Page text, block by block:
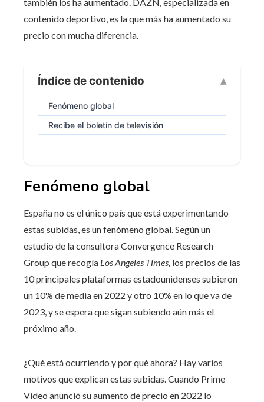
contenido deportivo, es la que más ha aumentado su
precio con mucha diferencia.
Índice de contenido
Fenómeno global
Recibe el boletín de televisión
Fenómeno global
España no es el único país que está experimentando
estas subidas, es un fenómeno global. Según un
estudio de la consultora Convergence Research
Group que recogía Los Angeles Times, los precios de las
10 principales plataformas estadounidenses subieron
un 10% de media en 2022 y otro 10% en lo que va de
2023, y se espera que sigan subiendo aún más el
próximo año.
¿Qué está ocurriendo y por qué ahora? Hay varios
motivos que explican estas subidas. Cuando Prime
Video anunció su aumento de precio en 2022 lo